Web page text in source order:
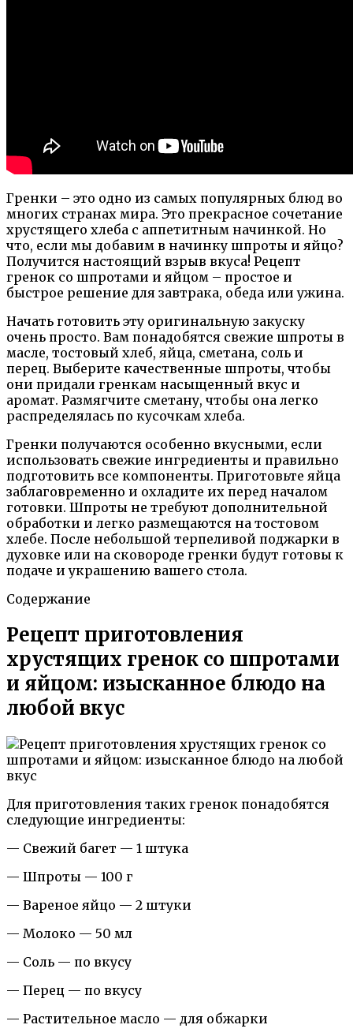
Гренки – это одно из самых популярных блюд во
многих странах мира. Это прекрасное сочетание
хрустящего хлеба с аппетитным начинкой. Но
что, если мы добавим в начинку шпроты и яйцо?
Получится настоящий взрыв вкуса! Рецепт
гренок со шпротами и яйцом – простое и
быстрое решение для завтрака, обеда или ужина.
Начать готовить эту оригинальную закуску
очень просто. Вам понадобятся свежие шпроты в
масле, тостовый хлеб, яйца, сметана, соль и
перец. Выберите качественные шпроты, чтобы
они придали гренкам насыщенный вкус и
аромат. Размягчите сметану, чтобы она легко
распределялась по кусочкам хлеба.
Гренки получаются особенно вкусными, если
использовать свежие ингредиенты и правильно
подготовить все компоненты. Приготовьте яйца
заблаговременно и охладите их перед началом
готовки. Шпроты не требуют дополнительной
обработки и легко размещаются на тостовом
хлебе. После небольшой терпеливой поджарки в
духовке или на сковороде гренки будут готовы к
подаче и украшению вашего стола.
Содержание
Рецепт приготовления
хрустящих гренок со шпротами
и яйцом: изысканное блюдо на
любой вкус
Для приготовления таких гренок понадобятся
следующие ингредиенты:
— Свежий багет — 1 штука
— Шпроты — 100 г
— Вареное яйцо — 2 штуки
— Молоко — 50 мл
— Соль — по вкусу
— Перец — по вкусу
— Растительное масло — для обжарки